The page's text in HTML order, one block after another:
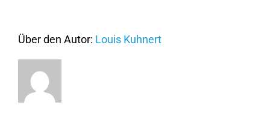
Über den Autor: Louis Kuhnert